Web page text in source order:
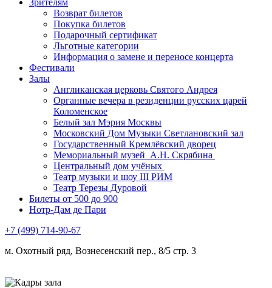
Зрителям
Возврат билетов
Покупка билетов
Подарочный сертификат
Льготные категории
Информация о замене и переносе концерта
Фестивали
Залы
Англиканская церковь Святого Андрея
Органные вечера в резиденции русских царей
Коломенское
Белый зал Мэрия Москвы
Московский Дом Музыки Светлановский зал
Государственный Кремлёвский дворец
Мемориальный музей А.Н. Скрябина
Центральный дом учёных
Театр музыки и шоу III РИМ
Театр Терезы Дуровой
Билеты от 500 до 900
Нотр-Дам де Пари
+7 (499) 714-90-67
м. Охотный ряд, Вознесенский пер., 8/5 стр. 3